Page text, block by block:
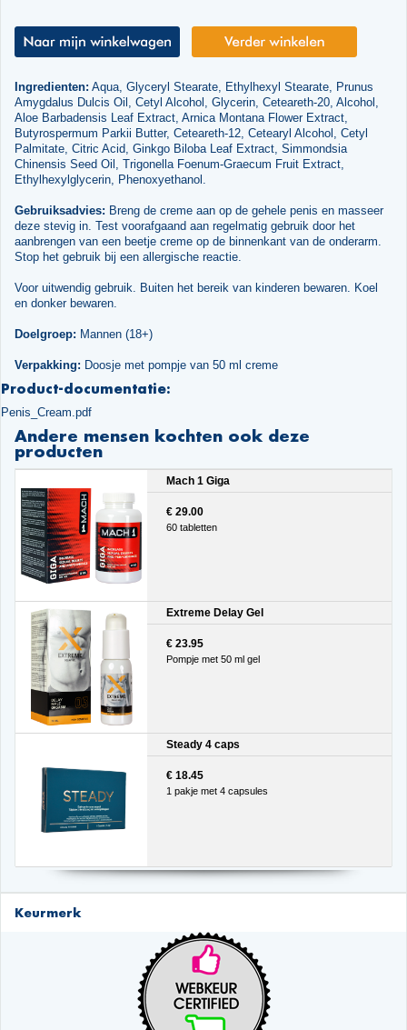
Ingredienten: Aqua, Glyceryl Stearate, Ethylhexyl Stearate, Prunus
Amygdalus Dulcis Oil, Cetyl Alcohol, Glycerin, Ceteareth-20, Alcohol,
Aloe Barbadensis Leaf Extract, Arnica Montana Flower Extract,
Butyrospermum Parkii Butter, Ceteareth-12, Cetearyl Alcohol, Cetyl
Palmitate, Citric Acid, Ginkgo Biloba Leaf Extract, Simmondsia
Chinensis Seed Oil, Trigonella Foenum-Graecum Fruit Extract,
Ethylhexylglycerin, Phenoxyethanol.
Gebruiksadvies: Breng de creme aan op de gehele penis en masseer
deze stevig in. Test voorafgaand aan regelmatig gebruik door het
aanbrengen van een beetje creme op de binnenkant van de onderarm.
Stop het gebruik bij een allergische reactie.
Voor uitwendig gebruik. Buiten het bereik van kinderen bewaren. Koel
en donker bewaren.
Doelgroep: Mannen (18+)
Verpakking: Doosje met pompje van 50 ml creme
Product-documentatie:
Penis_Cream.pdf
Andere mensen kochten ook deze
producten
Mach 1 Giga
€ 29.00
60 tabletten
Extreme Delay Gel
€ 23.95
Pompje met 50 ml gel
Steady 4 caps
€ 18.45
1 pakje met 4 capsules
Keurmerk